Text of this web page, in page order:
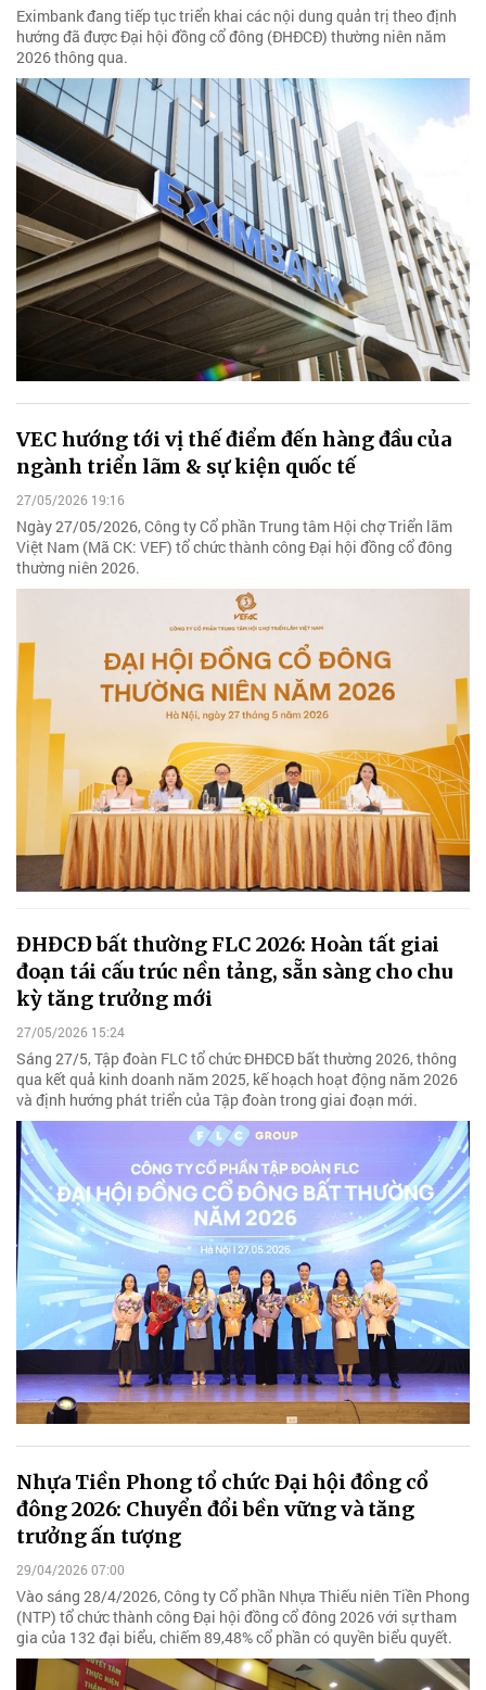
Eximbank đang tiếp tục triển khai các nội dung quản trị theo định
hướng đã được Đại hội đồng cổ đông (ĐHĐCĐ) thường niên năm
2026 thông qua.
VEC hướng tới vị thế điểm đến hàng đầu của
ngành triển lãm & sự kiện quốc tế
27/05/2026 19:16
Ngày 27/05/2026, Công ty Cổ phần Trung tâm Hội chợ Triển lãm
Việt Nam (Mã CK: VEF) tổ chức thành công Đại hội đồng cổ đông
thường niên 2026.
ĐHĐCĐ bất thường FLC 2026: Hoàn tất giai
đoạn tái cấu trúc nền tảng, sẵn sàng cho chu
kỳ tăng trưởng mới
27/05/2026 15:24
Sáng 27/5, Tập đoàn FLC tổ chức ĐHĐCĐ bất thường 2026, thông
qua kết quả kinh doanh năm 2025, kế hoạch hoạt động năm 2026
và định hướng phát triển của Tập đoàn trong giai đoạn mới.
Nhựa Tiền Phong tổ chức Đại hội đồng cổ
đông 2026: Chuyển đổi bền vững và tăng
trưởng ấn tượng
29/04/2026 07:00
Vào sáng 28/4/2026, Công ty Cổ phần Nhựa Thiếu niên Tiền Phong
(NTP) tổ chức thành công Đại hội đồng cổ đông 2026 với sự tham
gia của 132 đại biểu, chiếm 89,48% cổ phần có quyền biểu quyết.